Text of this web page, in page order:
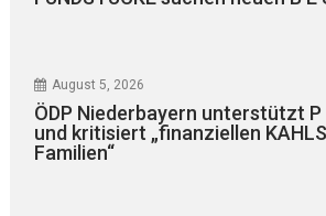
August 5, 2026
ÖDP Niederbayern unterstützt P
und kritisiert „finanziellen
Familien“